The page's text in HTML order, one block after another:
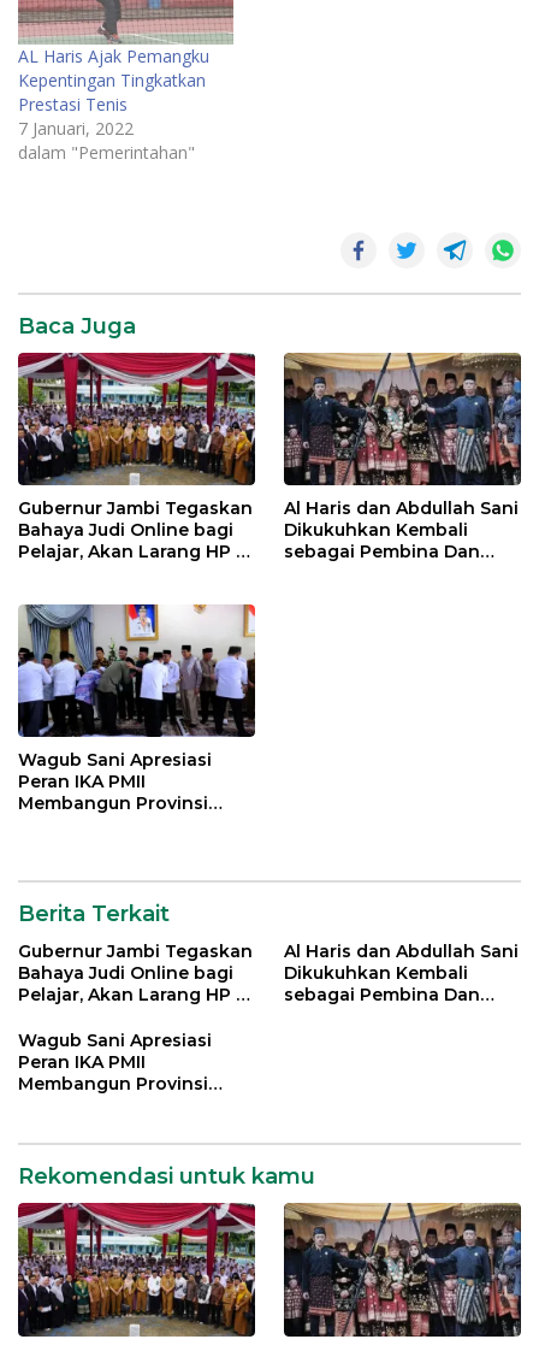
AL Haris Ajak Pemangku
Kepentingan Tingkatkan
Prestasi Tenis
7 Januari, 2022
dalam "Pemerintahan"
Baca Juga
Gubernur Jambi Tegaskan
Bahaya Judi Online bagi
Pelajar, Akan Larang HP di
Al Haris dan Abdullah Sani
Dikukuhkan Kembali
sebagai Pembina Dan
Wagub Sani Apresiasi
Peran IKA PMII
Membangun Provinsi
Berita Terkait
Gubernur Jambi Tegaskan
Bahaya Judi Online bagi
Pelajar, Akan Larang HP di
Al Haris dan Abdullah Sani
Dikukuhkan Kembali
sebagai Pembina Dan
Wagub Sani Apresiasi
Peran IKA PMII
Membangun Provinsi
Rekomendasi untuk kamu